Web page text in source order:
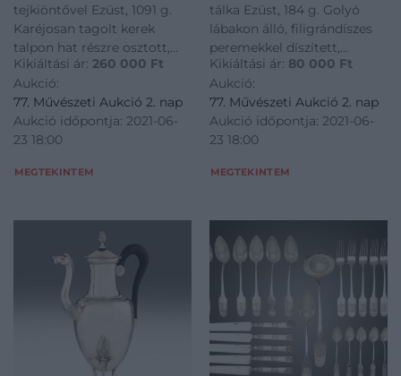
tejkiöntővel Ezüst, 1091 g.
Karéjosan tagolt kerek
talpon hat részre osztott,
egész felületükön poncolt
és vésett, virágdíszes
edénytest, oldalán feketére
pácolt fa füllel.
Szájperemeken rokályos,
leemelhet
Kikiáltási ár: 260 000 Ft
Aukció:
77. Művészeti Aukció 2. nap
Aukció időpontja: 2021-06-
23 18:00
MEGTEKINTEM
tálka Ezüst, 184 g. Golyó
lábakon álló, filigrándíszes
peremekkel díszített,
nyolcszögletű kínáló. Ívelt,
merev pántú, filigránmíves
fogóján vésett tulajdonosi
monogrammal. Jelzett: 13
latos feloldatlan
mester
Kikiáltási ár: 80 000 Ft
Aukció:
77. Művészeti Aukció 2. nap
Aukció időpontja: 2021-06-
23 18:00
MEGTEKINTEM